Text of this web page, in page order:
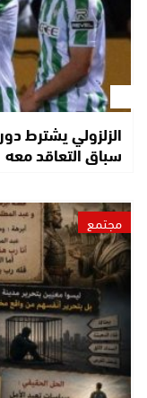
الزلزولي يشترط
سباق التعاقد معه
مجتمع